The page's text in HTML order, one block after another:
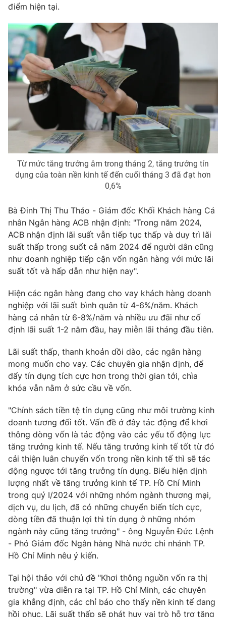
VTV Money
VTV Sức khoẻ Bất động sản
Thị trường 24h Tấm lòng Việt
VTV4 Vươn mình bằng AI
VTV9 VTV8
Liên hệ tòa soạn English
THỜI BÁO VTV
Theo dõi báo trên
Cơ quan chủ quản:Đài Truyền hình Việt Nam
Cơ quan báo chí:Thời báo VTV
Giấy phép hoạt động báo in và báo điện tử số 483/GP-BTTTT
cấp ngày 29/12/2023
Phó Tổng Biên tập:
Nguyễn Thị Mỹ Hạnh, Phạm Quốc Thắng,
Nguyễn Trọng Ninh
Tổng đài VTV: 024.38 355 931 - 024.38 355 932
Email:toasoan@vtv.vn
Liên hệ quảng cáo: 024-7300.7108
thuận bằng văn bản. Ghi rõ nguồn VTV.vn khi phát hành lại
thông tin từ website này.
điểm hiện tại.
Từ mức tăng trưởng âm trong tháng 2, tăng trưởng tín
dụng của toàn nền kinh tế đến cuối tháng 3 đã đạt hơn
0,6%
Bà Đinh Thị Thu Thảo - Giám đốc Khối Khách hàng Cá
nhân Ngân hàng ACB nhận định: "Trong năm 2024,
ACB nhận định lãi suất vẫn tiếp tục thấp và duy trì lãi
suất thấp trong suốt cả năm 2024 để người dân cũng
như doanh nghiệp tiếp cận vốn ngân hàng với mức lãi
suất tốt và hấp dẫn như hiện nay".
Hiện các ngân hàng đang cho vay khách hàng doanh
nghiệp với lãi suất bình quân từ 4-6%/năm. Khách
hàng cá nhân từ 6-8%/năm và nhiều ưu đãi như cố
định lãi suất 1-2 năm đầu, hay miễn lãi tháng đầu tiên.
Lãi suất thấp, thanh khoản dồi dào, các ngân hàng
mong muốn cho vay. Các chuyên gia nhận định, để
đẩy tín dụng tích cực hơn trong thời gian tới, chìa
khóa vẫn nằm ở sức cầu về vốn.
"Chính sách tiền tệ tín dụng cũng như môi trường kinh
doanh tương đối tốt. Vấn đề ở đây tác động để khơi
thông dòng vốn là tác động vào các yếu tố động lực
tăng trưởng kinh tế. Nếu tăng trưởng kinh tế tốt từ đó
cải thiện luân chuyển vốn trong nền kinh tế thì sẽ tác
động ngược tới tăng trưởng tín dụng. Biểu hiện định
lượng nhất về tăng trưởng kinh tế TP. Hồ Chí Minh
trong quý I/2024 với những nhóm ngành thương mại,
dịch vụ, du lịch, đã có những chuyển biến tích cực,
dòng tiền đã thuận lợi thì tín dụng ở những nhóm
ngành này cũng tăng trưởng" - ông Nguyễn Đức Lệnh
- Phó Giám đốc Ngân hàng Nhà nước chi nhánh TP.
Hồ Chí Minh nêu ý kiến.
Tại hội thảo với chủ đề "Khơi thông nguồn vốn ra thị
trường" vừa diễn ra tại TP. Hồ Chí Minh, các chuyên
gia khẳng định, các chỉ báo cho thấy nền kinh tế đang
hồi phục. Lãi suất thấp sẽ phát huy vai trò hỗ trợ tăng